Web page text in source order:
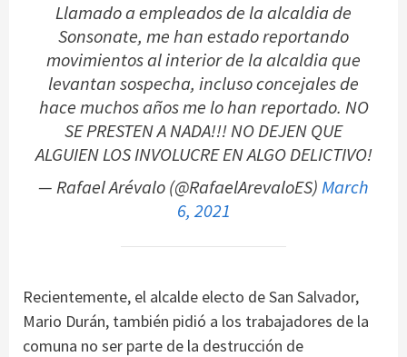
Llamado a empleados de la alcaldia de
Sonsonate, me han estado reportando
movimientos al interior de la alcaldia que
levantan sospecha, incluso concejales de
hace muchos años me lo han reportado. NO
SE PRESTEN A NADA!!! NO DEJEN QUE
ALGUIEN LOS INVOLUCRE EN ALGO DELICTIVO!
— Rafael Arévalo (@RafaelArevaloES)March
6, 2021
Recientemente, el alcalde electo de San Salvador,
Mario Durán, también pidió a los trabajadores de la
comuna no ser parte de la destrucción de